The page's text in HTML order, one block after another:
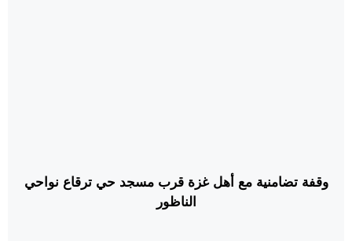
وقفة تضامنية مع أهل غزة قرب مسجد حي ترقاع نواحي
الناظور